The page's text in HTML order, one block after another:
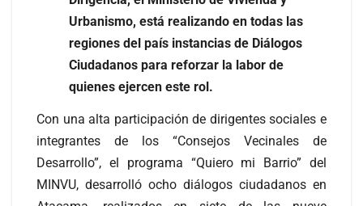
Urbanismo, está realizando en todas las
regiones del país instancias de Diálogos
Ciudadanos para reforzar la labor de
quienes ejercen este rol.
Con una alta participación de dirigentes sociales e
integrantes de los “Consejos Vecinales de
Desarrollo”, el programa “Quiero mi Barrio” del
MINVU, desarrolló ocho diálogos ciudadanos en